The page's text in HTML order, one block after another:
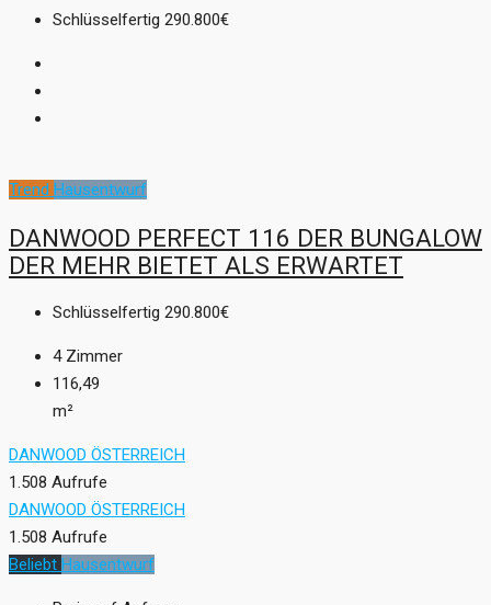
Schlüsselfertig 290.800€
Trend Hausentwurf
DANWOOD PERFECT 116 DER BUNGALOW
DER MEHR BIETET ALS ERWARTET
Schlüsselfertig 290.800€
4 Zimmer
116,49
m²
DANWOOD ÖSTERREICH
1.508 Aufrufe
DANWOOD ÖSTERREICH
1.508 Aufrufe
Beliebt Hausentwurf